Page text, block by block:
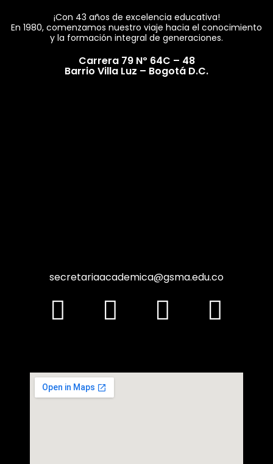
¡Con 43 años de excelencia educativa!
En 1980, comenzamos nuestro viaje hacia el conocimiento
y la formación integral de generaciones.
Carrera 79 Nº 64C – 48
Barrio Villa Luz – Bogotá D.C.
secretariaacademica@gsma.edu.co